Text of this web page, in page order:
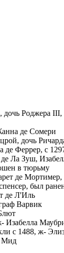
Роджера III,
де Сомери
дочь
Феррер, с
Ла Зуш,
в тюрьму
де
был
де Л'Иль
Варвик
Изабелла
с 1488, ж-
Мид